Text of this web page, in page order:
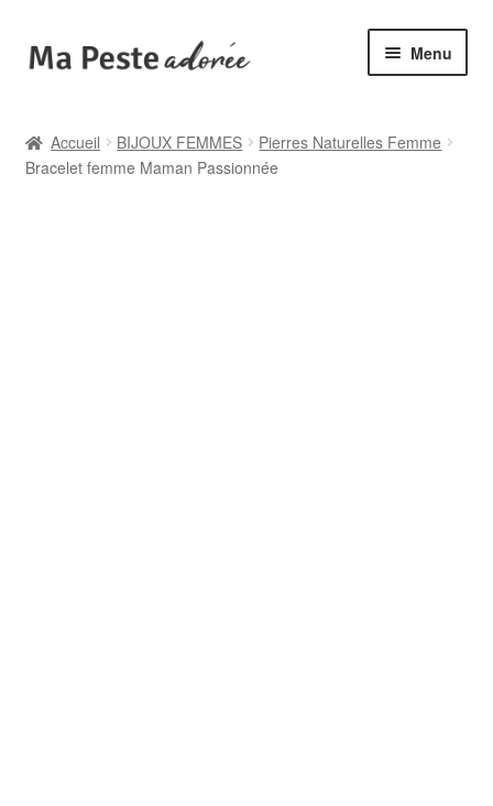
Aller
à
Aller
au
Menu
🆕 Collections
Accueil BIJOUX FEMMES
Pierres Naturelles Femme
Bracelet femme Maman Passionnée